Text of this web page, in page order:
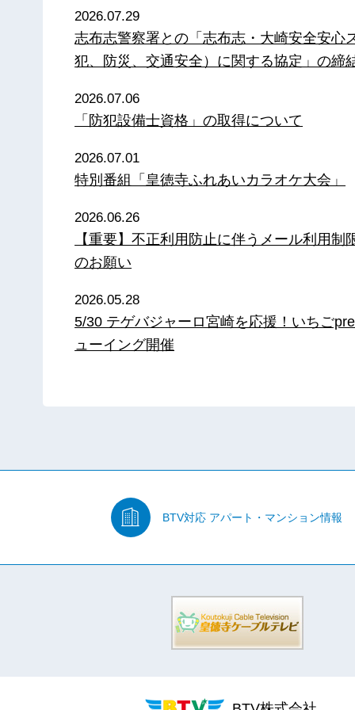
2026.07.29
志布志警察署との「志布志・大崎安全安心
犯、防災、交通安全）に関する協定」の締
2026.07.06
「防犯設備士資格」の取得について
2026.07.01
特別番組「皇徳寺ふれあいカラオケ大会」
2026.06.26
【重要】不正利用防止に伴うメール利用制
のお願い
2026.05.28
5/30 テゲバジャーロ宮崎を応援！いちご
ューイング開催
BTV対応 アパート・マンション情報